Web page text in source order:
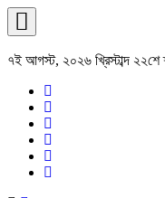
৭ই আগস্ট, ২০২৬ খ্রিস্টাব্দ ২২শে